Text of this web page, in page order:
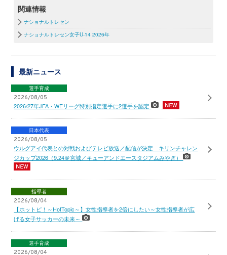
関連情報
ナショナルトレセン
ナショナルトレセン女子U-14 2026年
最新ニュース
選手育成
2026/08/05
2026/27年JFA・WEリーグ特別指定選手に2選手を認定
日本代表
2026/08/05
ウルグアイ代表との対戦およびテレビ放送／配信が決定 キリンチャレン
ジカップ2026（9.24＠宮城／キューアンドエースタジアムみやぎ）
指導者
2026/08/04
【ホットピ！～HotTopic～】女性指導者を2倍にしたい～女性指導者が広
げる女子サッカーの未来～
選手育成
2026/08/04